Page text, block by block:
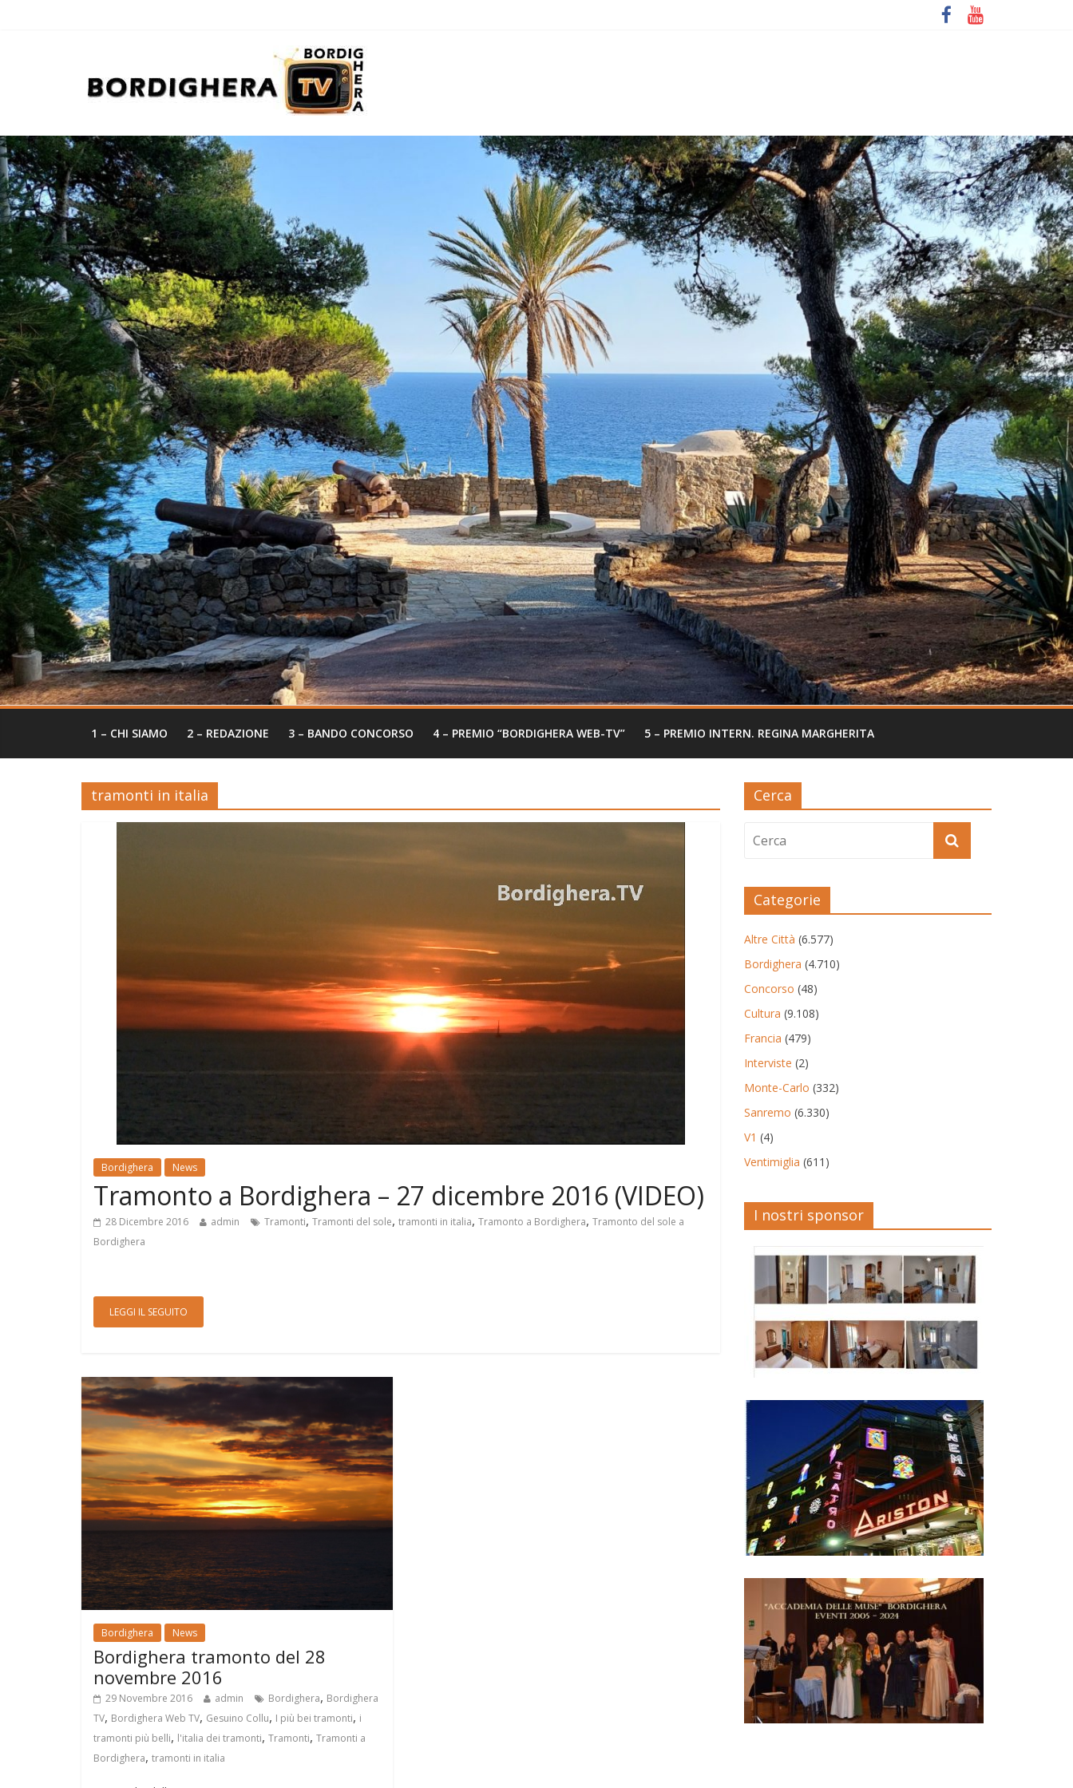
1 – CHI SIAMO 2 – REDAZIONE 3 – BANDO CONCORSO 4 – PREMIO “BORDIGHERA WEB-TV” 5 – PREMIO INTERN. REGINA MARGHERITA
tramonti in italia
Bordighera News
Tramonto a Bordighera – 27 dicembre 2016 (VIDEO)
28 Dicembre 2016 admin Tramonti, Tramonti del sole, tramonti in italia, Tramonto a Bordighera, Tramonto del sole a
Bordighera
LEGGI IL SEGUITO
Bordighera News
Bordighera tramonto del 28
novembre 2016
29 Novembre 2016 admin Bordighera, Bordighera
TV, Bordighera Web TV, Gesuino Collu, I più bei tramonti, i
tramonti più belli, l'italia dei tramonti, Tramonti, Tramonti a
Bordighera, tramonti in italia
Cerca
Categorie
Altre Città (6.577)
Bordighera (4.710)
Concorso (48)
Cultura (9.108)
Francia (479)
Interviste (2)
Monte-Carlo (332)
Sanremo (6.330)
V1 (4)
Ventimiglia (611)
I nostri sponsor